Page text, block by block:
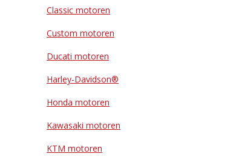
Classic motoren
Custom motoren
Ducati motoren
Harley-Davidson®
Honda motoren
Kawasaki motoren
KTM motoren